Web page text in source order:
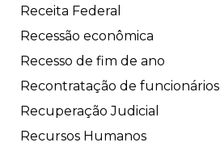
Receita Federal
Recessão econômica
Recesso de fim de ano
Recontratação de funcionários
Recuperação Judicial
Recursos Humanos